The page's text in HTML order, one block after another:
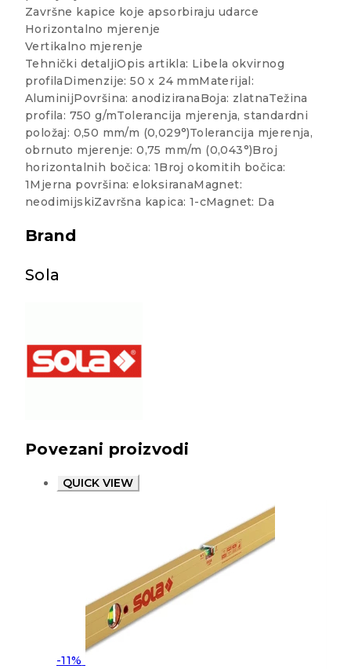
Završne kapice koje apsorbiraju udarce
Horizontalno mjerenje
Vertikalno mjerenje
Tehnički detaljiOpis artikla: Libela okvirnog
profilaDimenzije: 50 x 24 mmMaterijal:
AluminijPovršina: anodiziranaBoja: zlatnaTežina
profila: 750 g/mTolerancija mjerenja, standardni
položaj: 0,50 mm/m (0,029°)Tolerancija mjerenja,
obrnuto mjerenje: 0,75 mm/m (0,043°)Broj
horizontalnih bočica: 1Broj okomitih bočica:
1Mjerna površina: eloksiranaMagnet:
neodimijskiZavršna kapica: 1-cMagnet: Da
Brand
Sola
Povezani proizvodi
QUICK VIEW
-11%